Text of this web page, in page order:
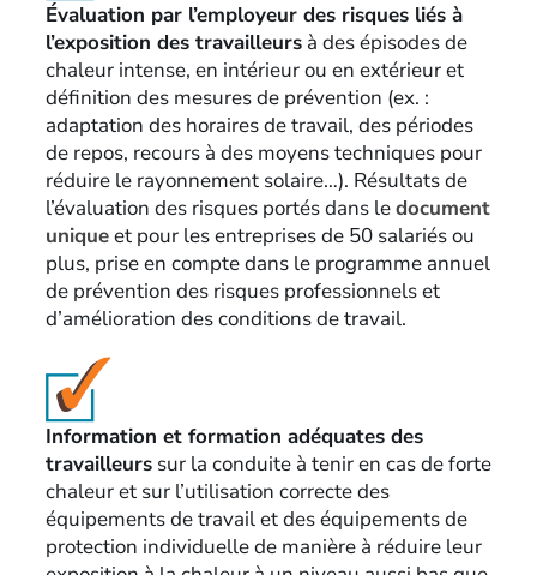
Évaluation par l’employeur des risques liés à
l’exposition des travailleursà des épisodes de
chaleur intense, en intérieur ou en extérieur et
définition des mesures de prévention (ex. :
adaptation des horaires de travail, des périodes
de repos, recours à des moyens techniques pour
réduire le rayonnement solaire…). Résultats de
l’évaluation des risques portés dans ledocument
uniqueet pour les entreprises de 50 salariés ou
plus, prise en compte dans le programme annuel
de prévention des risques professionnels et
d’amélioration des conditions de travail.
Information et formation adéquates des
travailleurssur la conduite à tenir en cas de forte
chaleur et sur l’utilisation correcte des
équipements de travail et des équipements de
protection individuelle de manière à réduire leur